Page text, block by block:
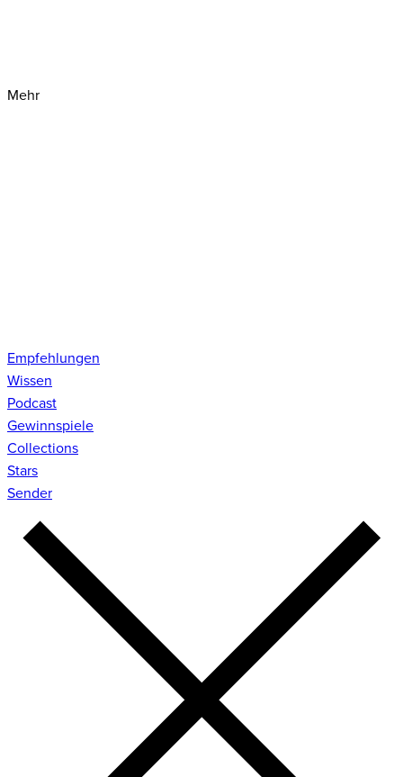
Mehr
Empfehlungen
Wissen
Podcast
Gewinnspiele
Collections
Stars
Sender